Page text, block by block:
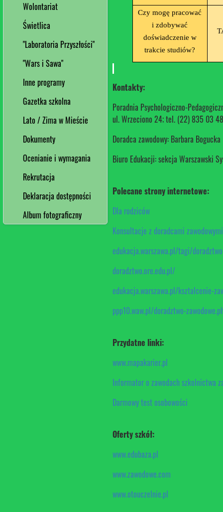
Wolontariat
Świetlica
"Laboratoria Przyszłości"
"Wars i Sawa"
Inne programy
Gazetka szkolna
Lato / Zima w Mieście
Dokumenty
Ocenianie i wymagania
Rekrutacja
Deklaracja dostępności
Album fotograficzny
Czy mogę pracować
i zdobywać
doświadczenie w
trakcie studiów?
Kontakty:
Poradnia Psychologiczno-
ul. Wrzeciono 24; tel. (22) 835 03 48
Doradca zawodowy: Barbara Bogucka
Biuro Edukacji: sekcja Warszawski
Polecane strony internetowe:
Dla rodziców
Konsultacje z doradcami zawodowymi
edukacja.warszawa.pl/tagi/
doradztwo.ore.edu.pl/
edukacja.warszawa.pl/ksztalcenie-
ppp10.waw.pl/doradztwo-
Przydatne linki:
www.mapakarier.pl
Informator o zawodach szkolnictwa
Darmowy test osobowości
Oferty szkół:
www.edubaza.pl
www.zawodowe.com
www.otouczelnie.pl